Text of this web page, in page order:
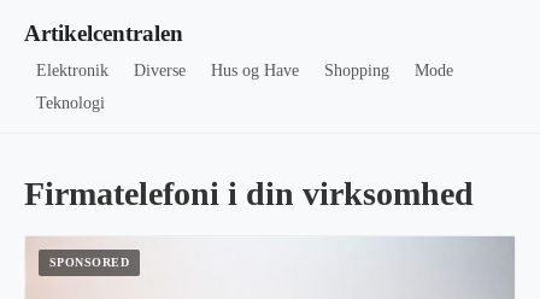
Artikelcentralen
Elektronik Diverse Hus og Have Shopping
Mode
Teknologi
Firmatelefoni i din virksomhed